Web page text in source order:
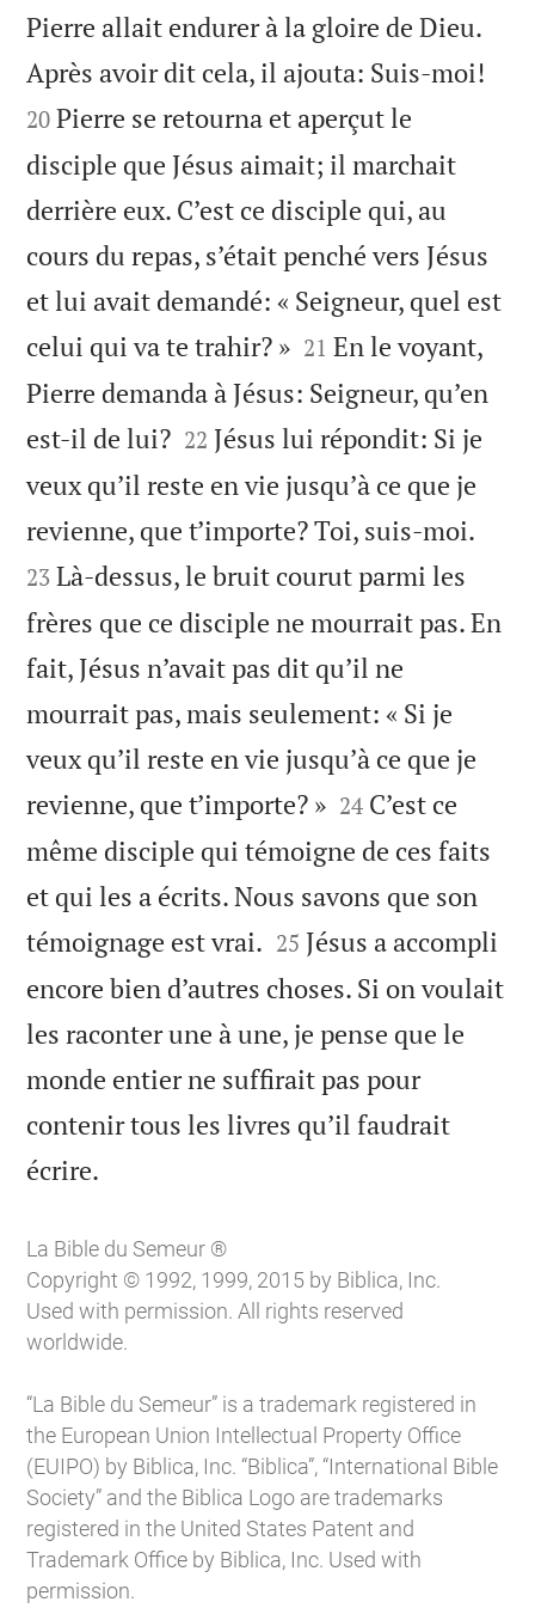
Pierre allait endurer à la gloire de Dieu.
Après avoir dit cela, il ajouta: Suis-moi!
20 Pierre se retourna et aperçut le
disciple que Jésus aimait; il marchait
derrière eux. C’est ce disciple qui, au
cours du repas, s’était penché vers Jésus
et lui avait demandé: « Seigneur, quel est
celui qui va te trahir? »
21 En le voyant,
Pierre demanda à Jésus: Seigneur, qu’en
est-il de lui?
22 Jésus lui répondit: Si je
veux qu’il reste en vie jusqu’à ce que je
revienne, que t’importe? Toi, suis-moi.
23 Là-dessus, le bruit courut parmi les
frères que ce disciple ne mourrait pas. En
fait, Jésus n’avait pas dit qu’il ne
mourrait pas, mais seulement: « Si je
veux qu’il reste en vie jusqu’à ce que je
revienne, que t’importe? »
24 C’est ce
même disciple qui témoigne de ces faits
et qui les a écrits. Nous savons que son
témoignage est vrai. 

25 Jésus a accompli
encore bien d’autres choses. Si on voulait
les raconter une à une, je pense que le
monde entier ne suffirait pas pour
contenir tous les livres qu’il faudrait
écrire.
La Bible du Semeur ®
Copyright © 1992, 1999, 2015 by Biblica, Inc.
Used with permission. All rights reserved
worldwide.
“La Bible du Semeur” is a trademark registered in
the European Union Intellectual Property Office
(EUIPO) by Biblica, Inc. “Biblica”, “International Bible
Society” and the Biblica Logo are trademarks
registered in the United States Patent and
Trademark Office by Biblica, Inc. Used with
permission.